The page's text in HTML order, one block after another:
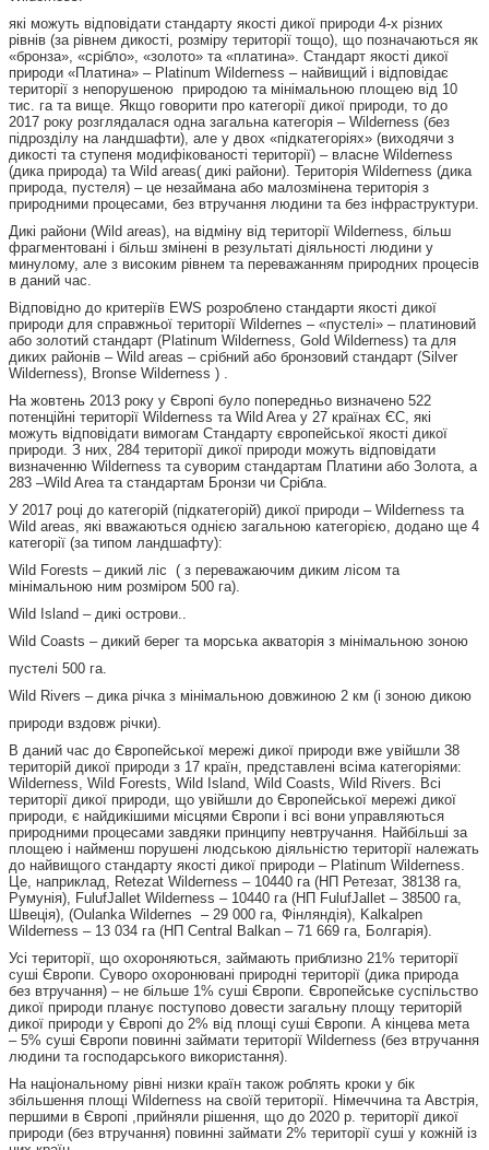
які можуть відповідати стандарту якості дикої природи 4-х різних
рівнів (за рівнем дикості, розміру території тощо), що позначаються як
«бронза», «срібло», «золото» та «платина». Стандарт якості дикої
природи «Платина» – Platinum Wilderness – найвищий і відповідає
території з непорушеною природою та мінімальною площею від 10
тис. га та вище. Якщо говорити про категорії дикої природи, то до
2017 року розглядалася одна загальна категорія – Wilderness (без
підрозділу на ландшафти), але у двох «підкатегоріях» (виходячи з
дикості та ступеня модифікованості території) – власне Wilderness
(дика природа) та Wild areas( дикі райони). Територія Wilderness (дика
природа, пустеля) – це незаймана або малозмінена територія з
природними процесами, без втручання людини та без інфраструктури.
Дикі райони (Wild areas), на відміну від території Wilderness, більш
фрагментовані і більш змінені в результаті діяльності людини у
минулому, але з високим рівнем та переважанням природних процесів
в даний час.
Відповідно до критеріїв EWS розроблено стандарти якості дикої
природи для справжньої території Wildernes – «пустелі» – платиновий
або золотий стандарт (Platinum Wilderness, Gold Wilderness) та для
диких районів – Wild areas – срібний або бронзовий стандарт (Silver
Wilderness), Bronse Wilderness ) .
На жовтень 2013 року у Європі було попередньо визначено 522
потенційні території Wilderness та Wild Area у 27 країнах ЄС, які
можуть відповідати вимогам Стандарту європейської якості дикої
природи. З них, 284 території дикої природи можуть відповідати
визначенню Wilderness та суворим стандартам Платини або Золота, а
283 –Wild Area та стандартам Бронзи чи Срібла.
У 2017 році до категорій (підкатегорій) дикої природи – Wilderness та
Wild areas, які вважаються однією загальною категорією, додано ще 4
категорії (за типом ландшафту):
Wild Forests – дикий ліс ( з переважаючим диким лісом та
мінімальною ним розміром 500 га).
Wild Island – дикі острови..
Wild Coasts – дикий берег та морська акваторія з мінімальною зоною
пустелі 500 га.
Wild Rivers – дика річка з мінімальною довжиною 2 км (і зоною дикою
природи вздовж річки).
В даний час до Європейської мережі дикої природи вже увійшли 38
територій дикої природи з 17 країн, представлені всіма категоріями:
Wilderness, Wild Forests, Wild Island, Wild Coasts, Wild Rivers. Всі
території дикої природи, що увійшли до Європейської мережі дикої
природи, є найдикішими місцями Європи і всі вони управляються
природними процесами завдяки принципу невтручання. Найбільші за
площею і найменш порушені людською діяльністю території належать
до найвищого стандарту якості дикої природи – Platinum Wilderness.
Це, наприклад, Retezat Wilderness – 10440 га (НП Ретезат, 38138 га,
Румунія), FulufJallet Wilderness – 10440 га (НП FulufJallet – 38500 га,
Швеція), (Oulanka Wildernes – 29 000 га, Фінляндія), Kalkalpen
Wilderness – 13 034 га (НП Central Balkan – 71 669 га, Болгарія).
Усі території, що охороняються, займають приблизно 21% території
суші Європи. Суворо охоронювані природні території (дика природа
без втручання) – не більше 1% суші Європи. Європейське суспільство
дикої природи планує поступово довести загальну площу територій
дикої природи у Європі до 2% від площі суші Європи. А кінцева мета
– 5% суші Європи повинні займати території Wilderness (без втручання
людини та господарського використання).
На національному рівні низки країн також роблять кроки у бік
збільшення площі Wilderness на своїй території. Німеччина та Австрія,
першими в Європі ,прийняли рішення, що до 2020 р. території дикої
природи (без втручання) повинні займати 2% території суші у кожній із